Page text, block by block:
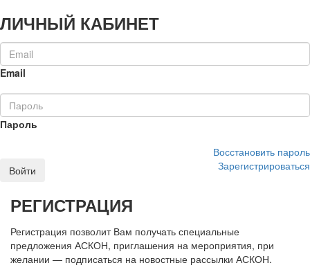
ЛИЧНЫЙ КАБИНЕТ
Email
Пароль
Восстановить пароль
Войти
Зарегистрироваться
РЕГИСТРАЦИЯ
Регистрация позволит Вам получать специальные
предложения АСКОН, приглашения на мероприятия, при
желании — подписаться на новостные рассылки АСКОН.